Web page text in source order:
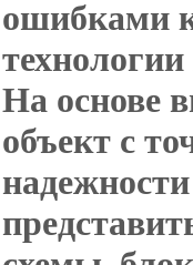
ошибками
На основе
объект с